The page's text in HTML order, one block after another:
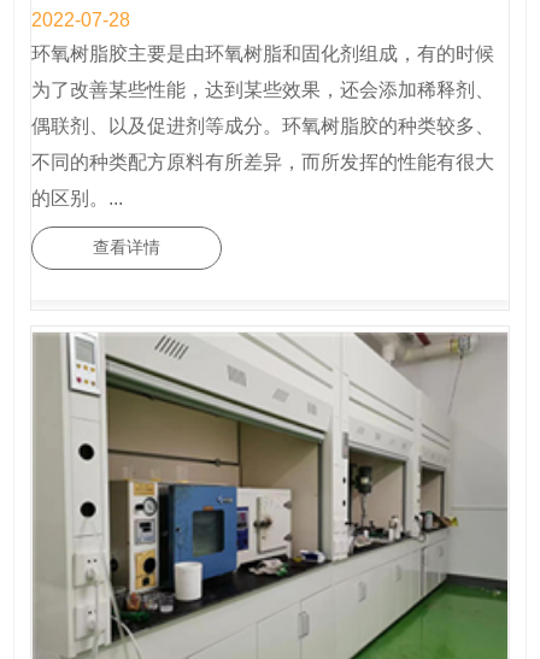
2022-07-28
环氧树脂胶主要是由环氧树脂和固化剂组成，有的时候
为了改善某些性能，达到某些效果，还会添加稀释剂、
偶联剂、以及促进剂等成分。环氧树脂胶的种类较多、
不同的种类配方原料有所差异，而所发挥的性能有很大
的区别。...
查看详情